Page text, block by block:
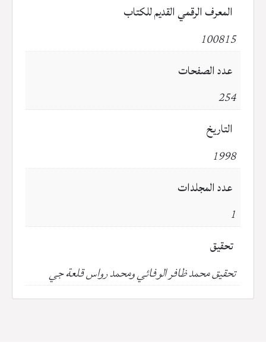
المعرف الرقمي القديم للكتاب
100815
عدد الصفحات
254
التاريخ
1998
عدد المجلدات
1
تحقيق
تحقيق محمد ظافر الوفائي ومحمد رواس قلعة جي